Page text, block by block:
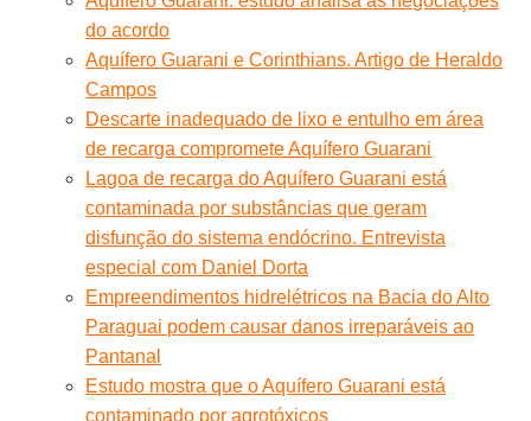
do acordo
Aquífero Guarani e Corinthians. Artigo de Heraldo
Campos
Descarte inadequado de lixo e entulho em área
de recarga compromete Aquífero Guarani
Lagoa de recarga do Aquífero Guarani está
contaminada por substâncias que geram
disfunção do sistema endócrino. Entrevista
especial com Daniel Dorta
Empreendimentos hidrelétricos na Bacia do Alto
Paraguai podem causar danos irreparáveis ao
Pantanal
Estudo mostra que o Aquífero Guarani está
contaminado por agrotóxicos